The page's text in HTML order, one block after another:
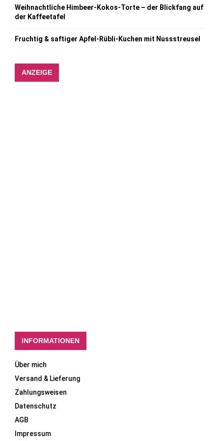
Weihnachtliche Himbeer-Kokos-Torte – der Blickfang auf
der Kaffeetafel
Fruchtig & saftiger Apfel-Rübli-Kuchen mit Nussstreusel
ANZEIGE
INFORMATIONEN
Über mich
Versand & Lieferung
Zahlungsweisen
Datenschutz
AGB
Impressum